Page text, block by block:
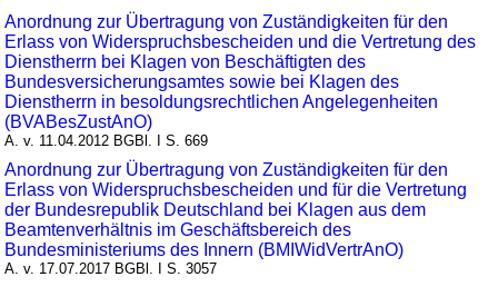
Anordnung zur Übertragung von Zuständigkeiten für den
Erlass von Widerspruchsbescheiden und die Vertretung des
Dienstherrn bei Klagen von Beschäftigten des
Bundesversicherungsamtes sowie bei Klagen des
Dienstherrn in besoldungsrechtlichen Angelegenheiten
(BVABesZustAnO)
A. v. 11.04.2012 BGBl. I S. 669
Anordnung zur Übertragung von Zuständigkeiten für den
Erlass von Widerspruchsbescheiden und für die Vertretung
der Bundesrepublik Deutschland bei Klagen aus dem
Beamtenverhältnis im Geschäftsbereich des
Bundesministeriums des Innern (BMIWidVertrAnO)
A. v. 17.07.2017 BGBl. I S. 3057